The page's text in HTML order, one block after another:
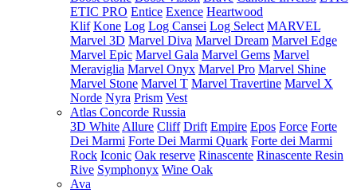
ETIC PRO Entice Exence Heartwood
Klif Kone Log Log Cansei Log Select MARVEL
Marvel 3D Marvel Diva Marvel Dream Marvel Edge
Marvel Epic Marvel Gala Marvel Gems Marvel
Meraviglia Marvel Onyx Marvel Pro Marvel Shine
Marvel Stone Marvel T Marvel Travertine Marvel X
Norde Nyra Prism Vest
Atlas Concorde Russia
3D White Allure Cliff Drift Empire Epos Force Forte
Dei Marmi Forte Dei Marmi Quark Forte dei Marmi
Rock Iconic Oak reserve Rinascente Rinascente Resin
Rive Symphonyx Wine Oak
Ava